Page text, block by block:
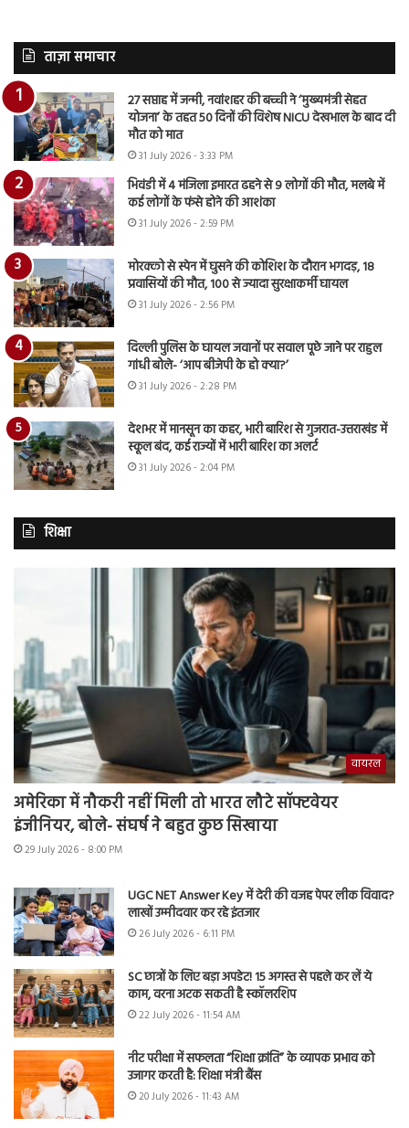
ताज़ा समाचार
27 सप्ताह में जन्मी, नवांशहर की बच्ची ने ‘मुख्यमंत्री सेहत
योजना’ के तहत 50 दिनों की विशेष NICU देखभाल के बाद दी
मौत को मात
31 July 2026 - 3:33 PM
भिवंडी में 4 मंजिला इमारत ढहने से 9 लोगों की मौत, मलबे में
कई लोगों के फंसे होने की आशंका
31 July 2026 - 2:59 PM
मोरक्को से स्पेन में घुसने की कोशिश के दौरान भगदड़, 18
प्रवासियों की मौत, 100 से ज्यादा सुरक्षाकर्मी घायल
31 July 2026 - 2:56 PM
दिल्ली पुलिस के घायल जवानों पर सवाल पूछे जाने पर राहुल
गांधी बोले- ‘आप बीजेपी के हो क्या?’
31 July 2026 - 2:28 PM
देशभर में मानसून का कहर, भारी बारिश से गुजरात-उत्तराखंड में
स्कूल बंद, कई राज्यों में भारी बारिश का अलर्ट
31 July 2026 - 2:04 PM
शिक्षा
वायरल
अमेरिका में नौकरी नहीं मिली तो भारत लौटे सॉफ्टवेयर
इंजीनियर, बोले- संघर्ष ने बहुत कुछ सिखाया
29 July 2026 - 8:00 PM
UGC NET Answer Key में देरी की वजह पेपर लीक विवाद?
लाखों उम्मीदवार कर रहे इंतजार
26 July 2026 - 6:11 PM
SC छात्रों के लिए बड़ा अपडेट! 15 अगस्त से पहले कर लें ये
काम, वरना अटक सकती है स्कॉलरशिप
22 July 2026 - 11:54 AM
नीट परीक्षा में सफलता “शिक्षा क्रांति” के व्यापक प्रभाव को
उजागर करती है: शिक्षा मंत्री बैंस
20 July 2026 - 11:43 AM